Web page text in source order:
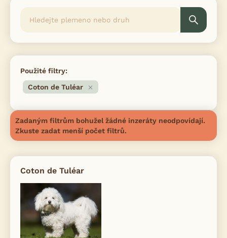
Použité filtry:
Coton de Tuléar
Zadaným filtrům bohužel žádné inzeráty neodpovídají.
Zkuste zadat menší počet filtrů.
Coton de Tuléar